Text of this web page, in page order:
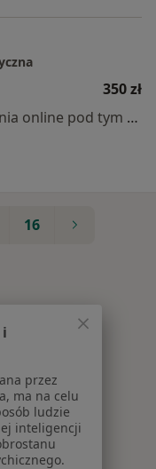
350 zł
Specjalista nie oferuje umawiania online pod tym adresem.
16
przez
ma na celu
ludzie
inteligencji